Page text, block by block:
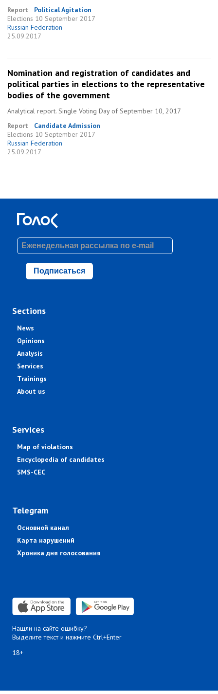
Report
Political Agitation
Elections 10 September 2017
Russian Federation
25.09.2017
Nomination and registration of candidates and
political parties in elections to the representative
bodies of the government
Analytical report. Single Voting Day of September 10, 2017
Report
Candidate Admission
Elections 10 September 2017
Russian Federation
25.09.2017
Подписаться
Sections
News
Opinions
Analysis
Services
Trainings
About us
Services
Map of violations
Encyclopedia of candidates
SMS-CEC
Telegram
Основной канал
Карта нарушений
Хроника дня голосования
Нашли на сайте ошибку?
Выделите текст и нажмите Ctrl+Enter
18+